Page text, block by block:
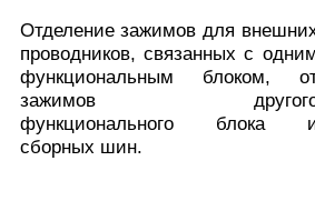
Отделение зажимов для
проводников, связанных с
функциональным блоком,
зажимов
функционального блока
сборных шин.